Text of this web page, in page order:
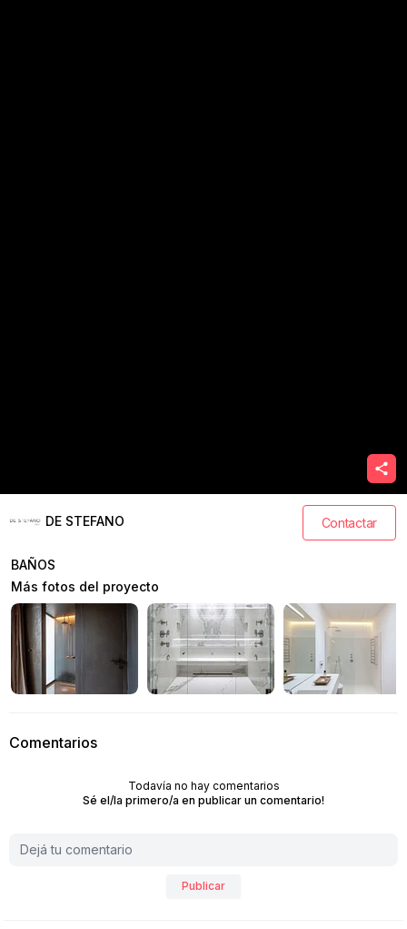
DE STEFANO Contactar
BAÑOS
Más fotos del proyecto
Comentarios
Todavía no hay comentarios
Sé el/la primero/a en publicar un comentario!
Publicar